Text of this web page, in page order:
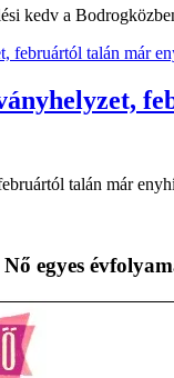
kedv a
talán már
egyes